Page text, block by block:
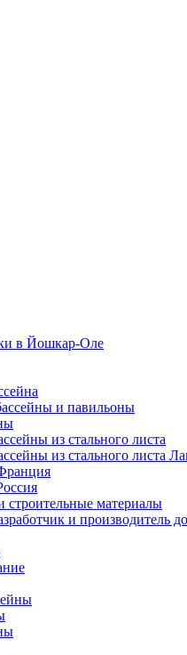
в Йошкар-Оле
и павильоны
из стального листа
из стального листа
строительные материалы
и производитель